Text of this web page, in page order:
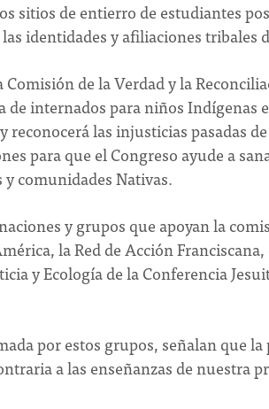
sitios de entierro de estudiantes
las identidades y afiliaciones tribales
de la Verdad y la
de internados para niños Indígenas
reconocerá las injusticias pasadas
para que el Congreso ayude a
comunidades Nativas.
y grupos que apoyan la
la Red de Acción
y Ecología de la Conferencia
por estos grupos, señalan que
a las enseñanzas de nuestra